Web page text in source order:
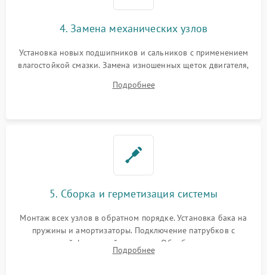
4. Замена механических узлов
Установка новых подшипников и сальников с применением
влагостойкой смазки. Замена изношенных щеток двигателя,
или поврежденной резиновой манжеты.
Подробнее
5. Сборка и герметизация системы
Монтаж всех узлов в обратном порядке. Установка бака на
пружины и амортизаторы. Подключение патрубков с
надежной фиксацией хомутами. Обработка стыков
герметиком для предотвращения возможных протечек воды.
Подробнее